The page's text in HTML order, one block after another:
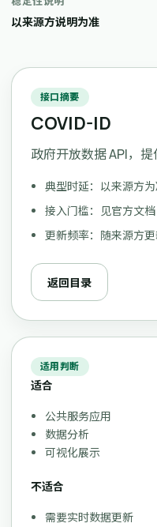
以来源方说明为准
接口摘要
COVID-ID
政府开放数据 API，
典型时延：以来源方
接入门槛：见官方文档
更新频率：随来源方
返回目录
适用判断
适合
公共服务应用
数据分析
可视化展示
不适合
需要实时数据更新